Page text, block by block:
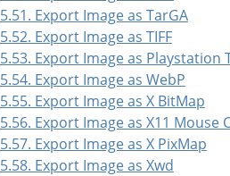
5.51. Export Image as TarGA
5.52. Export Image as TIFF
5.53. Export Image as Playstation
5.54. Export Image as WebP
5.55. Export Image as X BitMap
5.56. Export Image as X11 Mouse
5.57. Export Image as X PixMap
5.58. Export Image as Xwd